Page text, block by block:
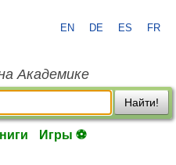
EN DE ES FR
Академике
Найти!
Игры ⚽